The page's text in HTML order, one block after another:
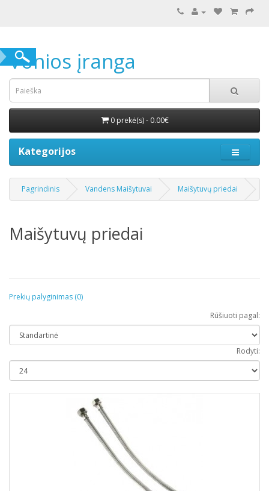
Vonios įranga
0 prekė(s) - 0.00€
Kategorijos
Pagrindinis Vandens Maišytuvai Maišytuvų priedai
Maišytuvų priedai
Prekių palyginimas (0)
Rūšiuoti pagal:
Rodyti: